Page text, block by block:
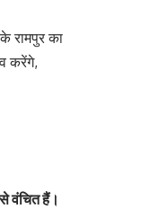
रामपुर का
करेंगे,
वंचित हैं।